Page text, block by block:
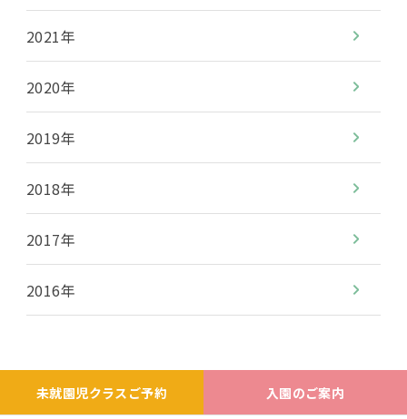
2021年
2020年
2019年
2018年
2017年
2016年
未就園児クラスご予約 入園のご案内